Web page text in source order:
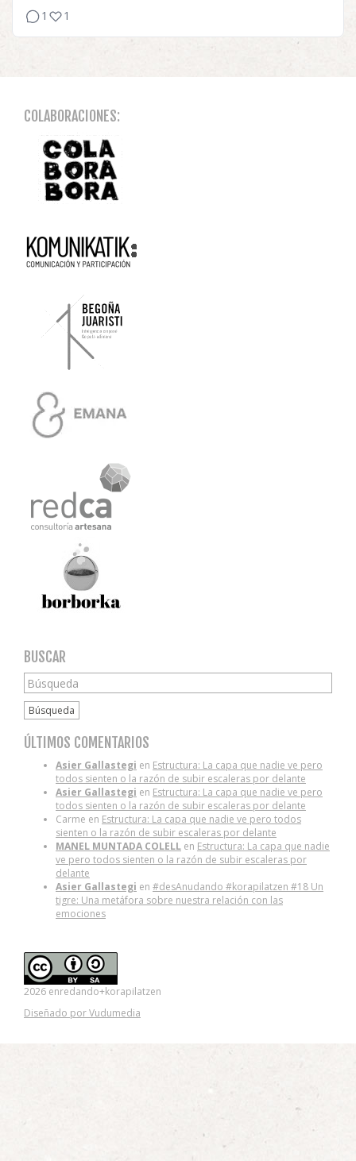
1
1
COLABORACIONES:
BUSCAR
Búsqueda
ÚLTIMOS COMENTARIOS
Asier Gallastegi en Estructura: La capa que nadie ve pero
todos sienten o la razón de subir escaleras por delante
Asier Gallastegi en Estructura: La capa que nadie ve pero
todos sienten o la razón de subir escaleras por delante
Carme en Estructura: La capa que nadie ve pero todos
sienten o la razón de subir escaleras por delante
MANEL MUNTADA COLELL en Estructura: La capa que nadie
ve pero todos sienten o la razón de subir escaleras por
delante
Asier Gallastegi en #desAnudando #korapilatzen #18 Un
tigre: Una metáfora sobre nuestra relación con las
emociones
2026 enredando+korapilatzen
Diseñado por Vudumedia